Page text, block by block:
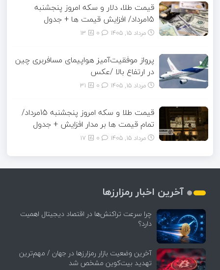
قیمت طلا، دلار و سکه امروز پنجشنبه
15مرداد/ افزایش قیمت ها + جدول
مرداد ۱۵, ۱۴۰۵ 13
پرواز موفقیت‌آمیز هواپیمای مسافربری چین
در ارتفاع بالا /عکس
مرداد ۱۵, ۱۴۰۵ 31
قیمت طلا و سکه امروز پنجشنبه 15مرداد/
تمام قیمت ها بر مدار افزایش + جدول
مرداد ۱۵, ۱۴۰۵ 17
آخرین اخبار رمزارزها
چرا سرعت تراکنش‌ها در اقتصاد دیجیتال اهمیت
دارد؟
آخرین وضعیت بازار رمزارزها در جهان / مهم‌ترین
تهدید بیت‌کوین مشخص شد